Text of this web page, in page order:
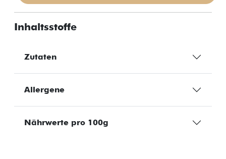
Inhaltsstoffe
Zutaten
Allergene
Nährwerte pro 100g